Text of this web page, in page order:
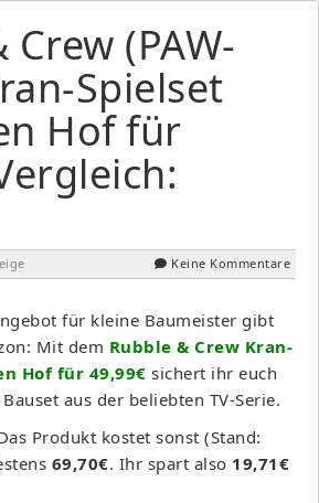
(PAW-
Spielset
Hof für
Keine Kommentare
für kleine Baumeister gibt
Mit dem Rubble & Crew Kran-
Hof für 49,99€ sichert ihr euch
aus der beliebten TV-Serie.
Produkt kostet sonst (Stand:
69,70€. Ihr spart also 19,71€